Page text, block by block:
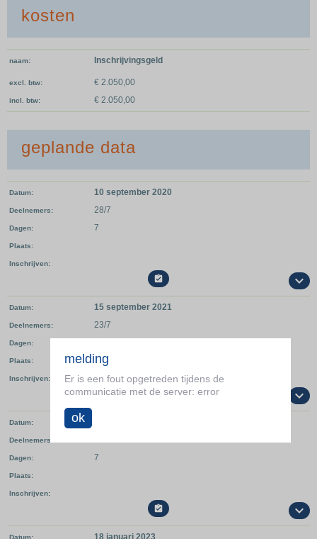
kosten
naam Inschrijvingsgeld
excl. btw € 2.050,00
incl. btw € 2.050,00
geplande data
Datum 10 september 2020
Deelnemers 28/7
Dagen 7
Plaats
Inschrijven

Datum 15 september 2021
Deelnemers 23/7
Dagen
Plaats
Inschrijven

Datum
Deelnemers
Dagen 7
Plaats
Inschrijven

Datum 18 januari 2023
melding
Er is een fout opgetreden tijdens de
communicatie met de server: error
ok